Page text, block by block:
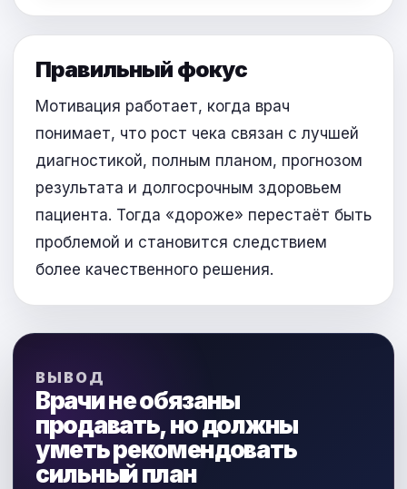
Правильный фокус
Мотивация работает, когда врач
понимает, что рост чека связан с лучшей
диагностикой, полным планом, прогнозом
результата и долгосрочным здоровьем
пациента. Тогда «дороже» перестаёт быть
проблемой и становится следствием
более качественного решения.
ВЫВОД
Врачи не обязаны
продавать, но должны
уметь рекомендовать
сильный план